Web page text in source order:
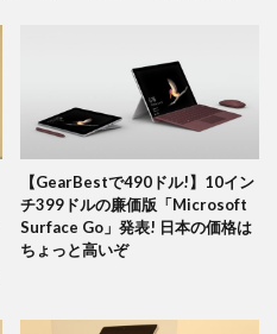
【GearBestで490ドル!】10イン
チ399ドルの廉価版「Microsoft
Surface Go」発表! 日本の価格は
ちょっと高いぞ